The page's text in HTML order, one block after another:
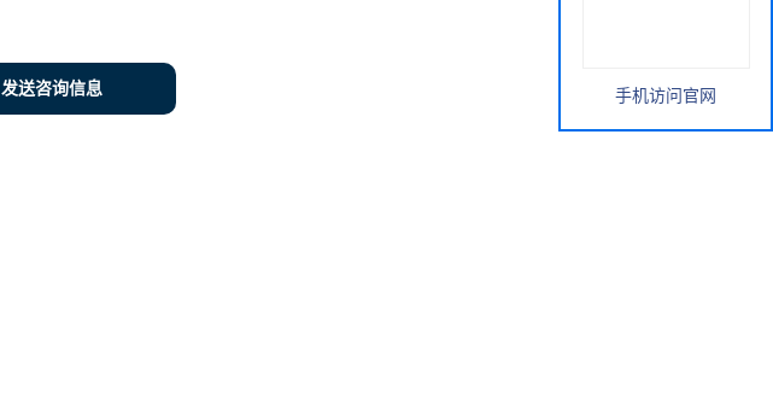
发送咨询信息 手机访问官网